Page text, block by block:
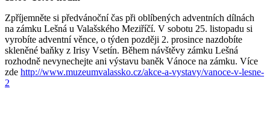
Zpříjemněte si předvánoční čas při oblíbených adventních dílnách
na zámku Lešná u Valašského Meziříčí. V sobotu 25. listopadu si
vyrobíte adventní věnce, o týden později 2. prosince nazdobíte
skleněné baňky z Irisy Vsetín. Během návštěvy zámku Lešná
rozhodně nevynechejte ani výstavu baněk Vánoce na zámku. Více
zde http://www.muzeumvalassko.cz/akce-a-vystavy/vanoce-v-lesne-
2